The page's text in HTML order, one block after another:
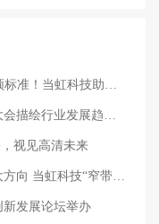
【证券日报】成为首个集成AI的音频标准！当虹科技助力AVS3再获国际认可
【人民日报海外版】世界人工智能大会描绘行业发展趋势—— 从WAIC 2026看人工智能的3个角色
视见高清未来
【中国新闻网】卫星互联网引爆三大方向 当虹科技“窄带传输”核心技术亮相
新发展论坛举办